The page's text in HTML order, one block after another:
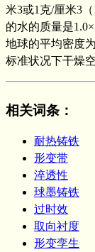
米3或1克/厘米3
的水的质量是
地球的平均密度
标准状况下干燥
相关词条 ：
耐热铸铁
形变带
淬透性
球墨铸铁
过时效
取向衬度
形变孪生